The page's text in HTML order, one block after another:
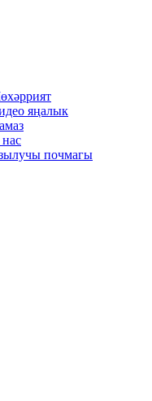
яңалык
почмагы